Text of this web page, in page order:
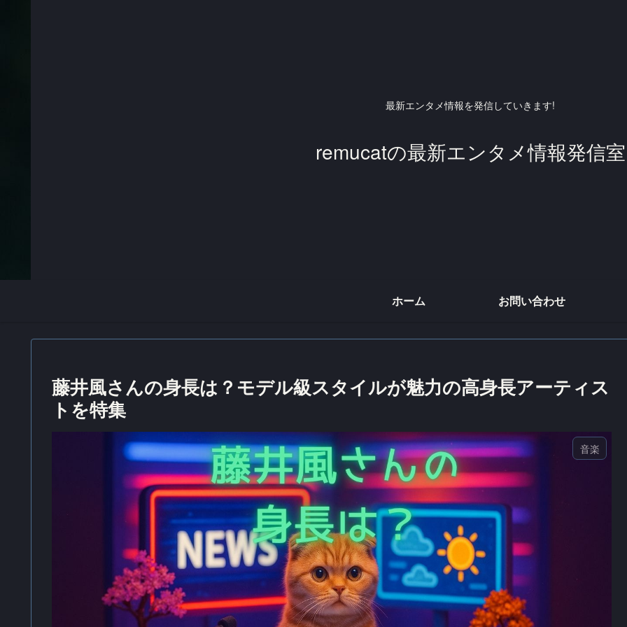
最新エンタメ情報を発信していきます!
remucatの最新エンタメ情報発信室
ホーム お問い合わせ
藤井風さんの身長は？モデル級スタイルが魅力の高身長アーティス
トを特集
音楽